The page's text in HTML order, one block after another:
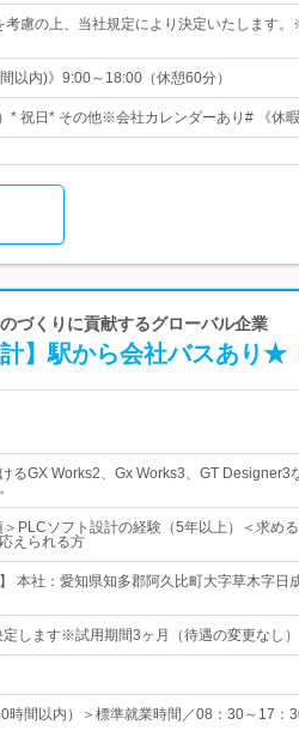
慮の上、当社規定により決定いたします
以内)》9:00～18:00（休憩60分）
* 祝日* その他※会社カレンダーあり# 《休
づくりに貢献するグローバル企業
】駅から会社バスあり★
るGX Works2、Gx Works3、GT Designer3
PLCソフト設計の経験（5年以上）＜求め
えられる方
本社：愛知県知多郡阿久比町大字草木字日
します※試用期間3ヶ月（待遇の変更なし）
時間以内）＞標準就業時間／08：30～17：